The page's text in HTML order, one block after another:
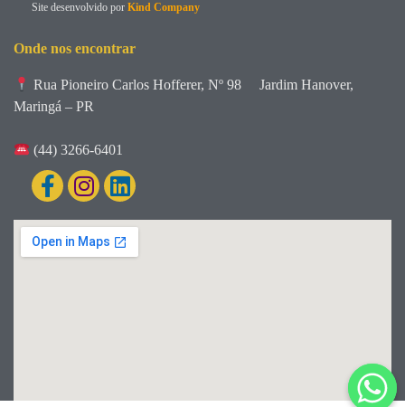
Site desenvolvido por Kind Company
Onde nos encontrar
Rua Pioneiro Carlos Hofferer, Nº 98
Jardim Hanover,
Maringá – PR
(44) 3266-6401